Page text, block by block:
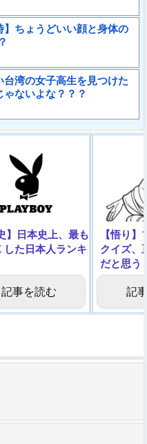
】ちょうどいい顔と身体の
台湾の女子高生を見つけた
ゃないよな？？？
】日本史上、最も
した日本人ランキ
！！！！！！！！
記事を読む
【悟り
クイズ、
だと思う
記